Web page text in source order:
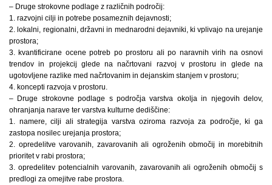
– Druge strokovne podlage z različnih področij:
1. razvojni cilji in potrebe posameznih dejavnosti;
2. lokalni, regionalni, državni in mednarodni dejavniki, ki vplivajo na urejanje
prostora;
3. kvantificirane ocene potreb po prostoru ali po naravnih virih na osnovi
trendov in projekcij glede na načrtovani razvoj v prostoru in glede na
ugotovljene razlike med načrtovanim in dejanskim stanjem v prostoru;
4. koncepti razvoja v prostoru.
– Druge strokovne podlage s področja varstva okolja in njegovih delov,
ohranjanja narave ter varstva kulturne dediščine:
1. namere, cilji ali strategija varstva oziroma razvoja za področje, ki ga
zastopa nosilec urejanja prostora;
2. opredelitve varovanih, zavarovanih ali ogroženih območij in morebitnih
prioritet v rabi prostora;
3. opredelitev potencialnih varovanih, zavarovanih ali ogroženih območij s
predlogi za omejitve rabe prostora.